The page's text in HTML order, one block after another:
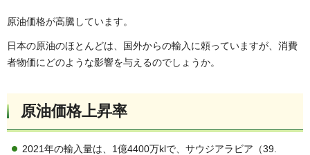
原油価格が高騰しています。
日本の原油のほとんどは、国外からの輸入に頼っていますが、消費
者物価にどのような影響を与えるのでしょうか。
原油価格上昇率
2021年の輸入量は、1億4400万klで、サウジアラビア（39.